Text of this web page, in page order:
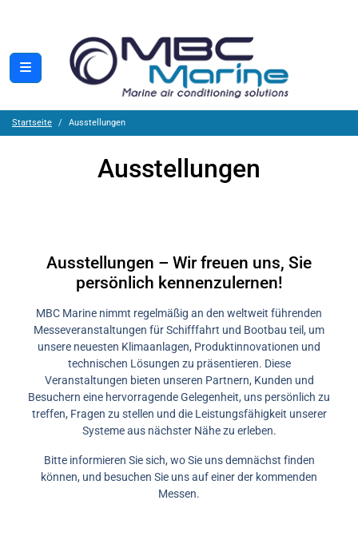
Startseite Ausstellungen
Ausstellungen
Ausstellungen – Wir freuen uns, Sie
persönlich kennenzulernen!
MBC Marine nimmt regelmäßig an den weltweit führenden
Messeveranstaltungen für Schifffahrt und Bootbau teil, um
unsere neuesten Klimaanlagen, Produktinnovationen und
technischen Lösungen zu präsentieren. Diese
Veranstaltungen bieten unseren Partnern, Kunden und
Besuchern eine hervorragende Gelegenheit, uns persönlich zu
treffen, Fragen zu stellen und die Leistungsfähigkeit unserer
Systeme aus nächster Nähe zu erleben.
Bitte informieren Sie sich, wo Sie uns demnächst finden
können, und besuchen Sie uns auf einer der kommenden
Messen.